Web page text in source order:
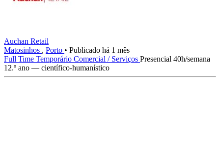
Auchan Retail
Matosinhos , Porto • Publicado há 1 mês
Full Time Temporário Comercial / Serviços Presencial 40h/semana
12.º ano — científico-humanístico